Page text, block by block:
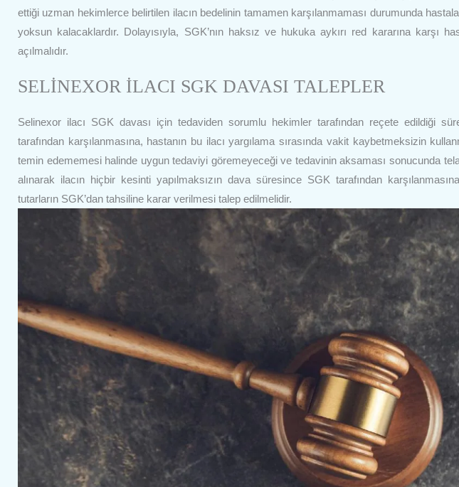
ettiği uzman hekimlerce belirtilen ilacın bedelinin tamamen karşılanmaması durumunda
yoksun kalacaklardır. Dolayısıyla, SGK’nın haksız ve hukuka aykırı red kararına karşı
açılmalıdır.
SELİNEXOR İLACI SGK DAVASI TALEPLER
Selinexor ilacı SGK davası için tedaviden sorumlu hekimler tarafından reçete edildiği
tarafından karşılanmasına, hastanın bu ilacı yargılama sırasında vakit kaybetmeksizin
temin edememesi halinde uygun tedaviyi göremeyeceği ve tedavinin aksaması sonucunda
alınarak ilacın hiçbir kesinti yapılmaksızın dava süresince SGK tarafından
tutarların SGK’dan tahsiline karar verilmesi talep edilmelidir.